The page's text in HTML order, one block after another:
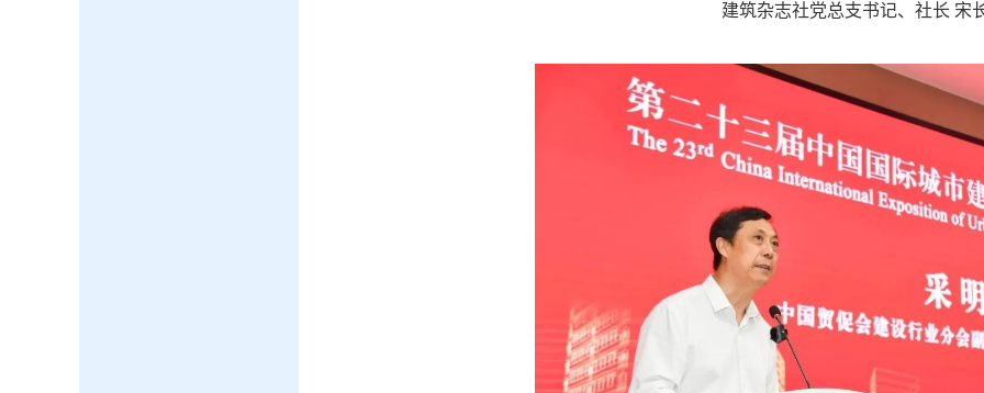
建筑杂志社党总支书记、社长 宋